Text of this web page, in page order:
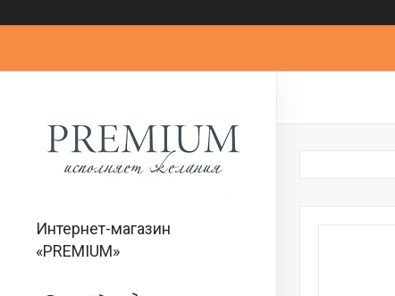
Интернет-магазин
«PREMIUM»